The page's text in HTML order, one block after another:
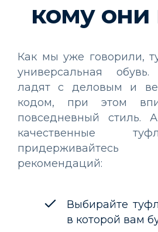
кому они
Как мы уже говорили,
универсальная
ладят с деловым и
кодом, при этом
повседневный стиль.
качественные
рекомендаций:
Выбирайте
в которой вам